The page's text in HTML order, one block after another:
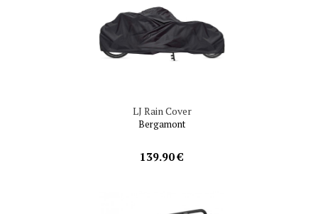
LJ Rain Cover
Bergamont
139.90 €